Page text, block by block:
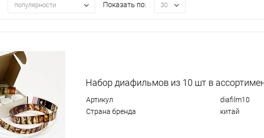
популярности Показать по: 30
Набор диафильмов из 10 шт в
Артикул
diafilm10
Страна бренда
китай